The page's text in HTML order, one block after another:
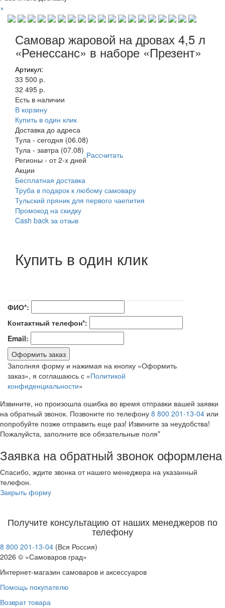
×
Самовар жаровой на дровах 4,5 л
«Ренессанс» в наборе «Презент»
Артикул:
33 500 р.
32 495 р.
Есть в наличии
В корзину
Купить в один клик
Доставка до адреса
Тула - сегодня (06.08)
Тула - завтра (07.08) Рассчитать
Регионы - от 2-х дней
Акции
Бесплатная доставка
Труба в подарок к любому самовару
Тульский пряник для первого чаепития
Промокод на скидку
Cash back за отзыв
Купить в один клик
ФИО*:
Контактный телефон*:
Email:
Оформить заказ
Заполняя форму и нажимая на кнопку «Оформить
заказ», я соглашаюсь с «Политикой
конфиденциальности»
Извините, но произошла ошибка во время отправки вашей заявки
на обратный звонок. Позвоните по телефону 8 800 201-13-04 или
попробуйте позже отправить еще раз! Извините за неудобства!
Пожалуйста, заполните все обязательные поля*
Заявка на обратный звонок оформлена
Спасибо, ждите звонка от нашего менеджера на указанный
телефон.
Закрыть форму
Получите консультацию от наших менеджеров по
телефону
8 800 201-13-04 (Вся Россия)
2026 © «Самоваров град»
Интернет-магазин самоваров и аксессуаров
Помощь покупателю
Возврат товара